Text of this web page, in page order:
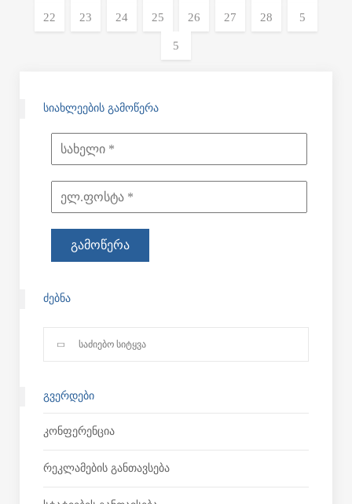
22 23 24 25 26 27 28
ᲡᲘᲐᲮᲚᲔᲔᲑᲘᲡ ᲒᲐᲛᲝᲬᲔᲠᲐ
ᲫᲔᲑᲜᲐ
ᲒᲕᲔᲠᲓᲔᲑᲘ
Კონფერენცია
Რეკლამების Განთავსება